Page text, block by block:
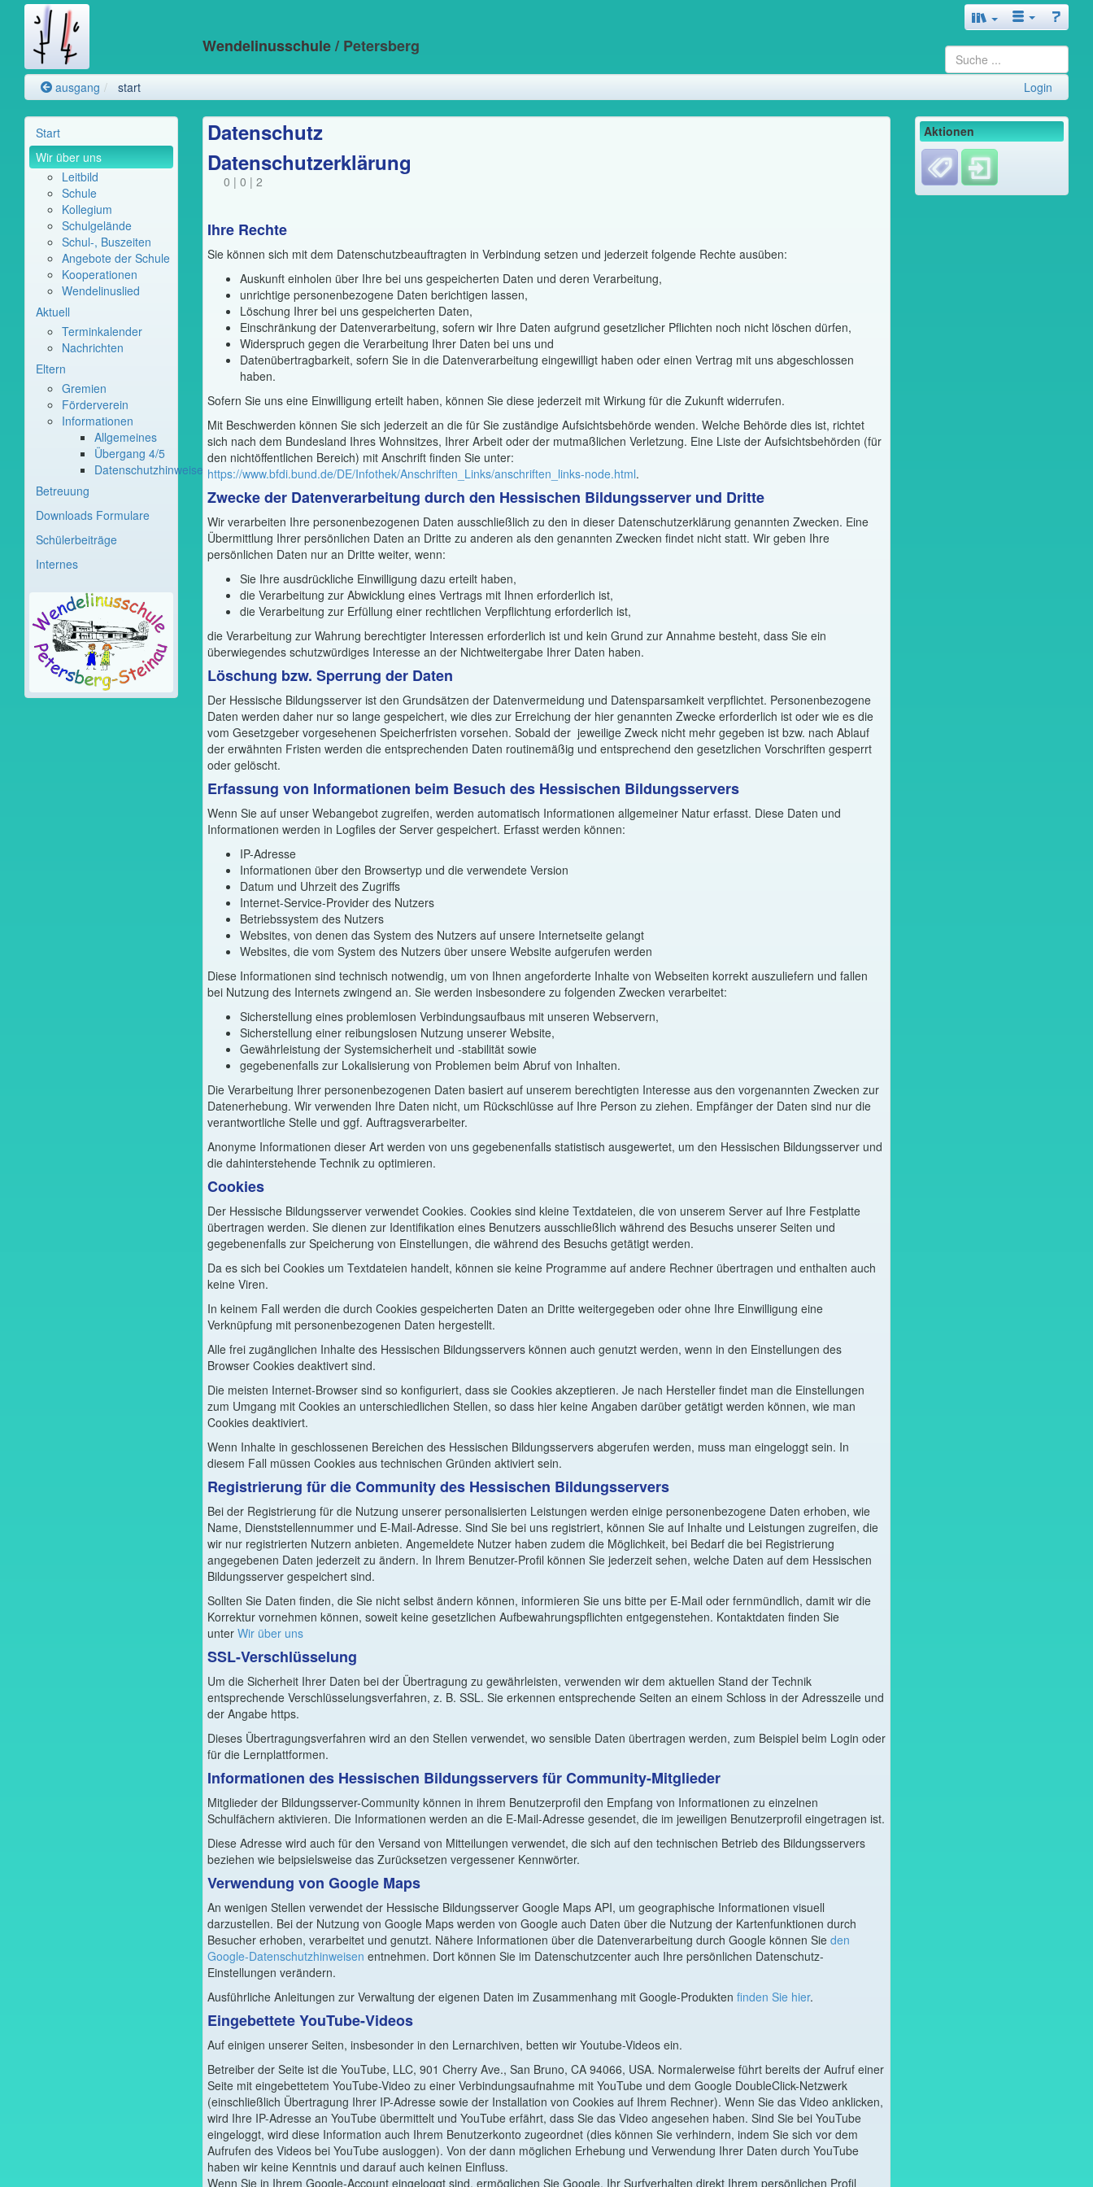
Wendelinusschule/ Petersberg
ausgang start Login
Start
Wir über uns
Leitbild
Schule
Kollegium
Schulgelände
Schul-, Buszeiten
Angebote der Schule
Kooperationen
Wendelinuslied
Aktuell
Terminkalender
Nachrichten
Eltern
Gremien
Förderverein
Informationen
Allgemeines
Übergang 4/5
Datenschutzhinweise
Betreuung
Downloads Formulare
Schülerbeiträge
Internes
Datenschutz
Datenschutzerklärung
0 | 0 | 2
Ihre Rechte
Sie können sich mit dem Datenschutzbeauftragten in Verbindung setzen und jederzeit folgende Rechte ausüben:
Auskunft einholen über Ihre bei uns gespeicherten Daten und deren Verarbeitung,
unrichtige personenbezogene Daten berichtigen lassen,
Löschung Ihrer bei uns gespeicherten Daten,
Einschränkung der Datenverarbeitung, sofern wir Ihre Daten aufgrund gesetzlicher Pflichten noch nicht löschen dürfen,
Widerspruch gegen die Verarbeitung Ihrer Daten bei uns und
Datenübertragbarkeit, sofern Sie in die Datenverarbeitung eingewilligt haben oder einen Vertrag mit uns abgeschlossen
haben.
Sofern Sie uns eine Einwilligung erteilt haben, können Sie diese jederzeit mit Wirkung für die Zukunft widerrufen.
Mit Beschwerden können Sie sich jederzeit an die für Sie zuständige Aufsichtsbehörde wenden. Welche Behörde dies ist, richtet
sich nach dem Bundesland Ihres Wohnsitzes, Ihrer Arbeit oder der mutmaßlichen Verletzung. Eine Liste der Aufsichtsbehörden (für
den nichtöffentlichen Bereich) mit Anschrift finden Sie unter:
https://www.bfdi.bund.de/DE/Infothek/Anschriften_Links/anschriften_links-node.html.
Zwecke der Datenverarbeitung durch den Hessischen Bildungsserver und Dritte
Wir verarbeiten Ihre personenbezogenen Daten ausschließlich zu den in dieser Datenschutzerklärung genannten Zwecken. Eine
Übermittlung Ihrer persönlichen Daten an Dritte zu anderen als den genannten Zwecken findet nicht statt. Wir geben Ihre
persönlichen Daten nur an Dritte weiter, wenn:
Sie Ihre ausdrückliche Einwilligung dazu erteilt haben,
die Verarbeitung zur Abwicklung eines Vertrags mit Ihnen erforderlich ist,
die Verarbeitung zur Erfüllung einer rechtlichen Verpflichtung erforderlich ist,
die Verarbeitung zur Wahrung berechtigter Interessen erforderlich ist und kein Grund zur Annahme besteht, dass Sie ein
überwiegendes schutzwürdiges Interesse an der Nichtweitergabe Ihrer Daten haben.
Löschung bzw. Sperrung der Daten
Der Hessische Bildungsserver ist den Grundsätzen der Datenvermeidung und Datensparsamkeit verpflichtet. Personenbezogene
Daten werden daher nur so lange gespeichert, wie dies zur Erreichung der hier genannten Zwecke erforderlich ist oder wie es die
vom Gesetzgeber vorgesehenen Speicherfristen vorsehen. Sobald der jeweilige Zweck nicht mehr gegeben ist bzw. nach Ablauf
der erwähnten Fristen werden die entsprechenden Daten routinemäßig und entsprechend den gesetzlichen Vorschriften gesperrt
oder gelöscht.
Erfassung von Informationen beim Besuch des Hessischen Bildungsservers
Wenn Sie auf unser Webangebot zugreifen, werden automatisch Informationen allgemeiner Natur erfasst. Diese Daten und
Informationen werden in Logfiles der Server gespeichert. Erfasst werden können:
IP-Adresse
Informationen über den Browsertyp und die verwendete Version
Datum und Uhrzeit des Zugriffs
Internet-Service-Provider des Nutzers
Betriebssystem des Nutzers
Websites, von denen das System des Nutzers auf unsere Internetseite gelangt
Websites, die vom System des Nutzers über unsere Website aufgerufen werden
Diese Informationen sind technisch notwendig, um von Ihnen angeforderte Inhalte von Webseiten korrekt auszuliefern und fallen
bei Nutzung des Internets zwingend an. Sie werden insbesondere zu folgenden Zwecken verarbeitet:
Sicherstellung eines problemlosen Verbindungsaufbaus mit unseren Webservern,
Sicherstellung einer reibungslosen Nutzung unserer Website,
Gewährleistung der Systemsicherheit und -stabilität sowie
gegebenenfalls zur Lokalisierung von Problemen beim Abruf von Inhalten.
Die Verarbeitung Ihrer personenbezogenen Daten basiert auf unserem berechtigten Interesse aus den vorgenannten Zwecken zur
Datenerhebung. Wir verwenden Ihre Daten nicht, um Rückschlüsse auf Ihre Person zu ziehen. Empfänger der Daten sind nur die
verantwortliche Stelle und ggf. Auftragsverarbeiter.
Anonyme Informationen dieser Art werden von uns gegebenenfalls statistisch ausgewertet, um den Hessischen Bildungsserver und
die dahinterstehende Technik zu optimieren.
Cookies
Der Hessische Bildungsserver verwendet Cookies. Cookies sind kleine Textdateien, die von unserem Server auf Ihre Festplatte
übertragen werden. Sie dienen zur Identifikation eines Benutzers ausschließlich während des Besuchs unserer Seiten und
gegebenenfalls zur Speicherung von Einstellungen, die während des Besuchs getätigt werden.
Da es sich bei Cookies um Textdateien handelt, können sie keine Programme auf andere Rechner übertragen und enthalten auch
keine Viren.
In keinem Fall werden die durch Cookies gespeicherten Daten an Dritte weitergegeben oder ohne Ihre Einwilligung eine
Verknüpfung mit personenbezogenen Daten hergestellt.
Alle frei zugänglichen Inhalte des Hessischen Bildungsservers können auch genutzt werden, wenn in den Einstellungen des
Browser Cookies deaktivert sind.
Die meisten Internet-Browser sind so konfiguriert, dass sie Cookies akzeptieren. Je nach Hersteller findet man die Einstellungen
zum Umgang mit Cookies an unterschiedlichen Stellen, so dass hier keine Angaben darüber getätigt werden können, wie man
Cookies deaktiviert.
Wenn Inhalte in geschlossenen Bereichen des Hessischen Bildungsservers abgerufen werden, muss man eingeloggt sein. In
diesem Fall müssen Cookies aus technischen Gründen aktiviert sein.
Registrierung für die Community des Hessischen Bildungsservers
Bei der Registrierung für die Nutzung unserer personalisierten Leistungen werden einige personenbezogene Daten erhoben, wie
Name, Dienststellennummer und E-Mail-Adresse. Sind Sie bei uns registriert, können Sie auf Inhalte und Leistungen zugreifen, die
wir nur registrierten Nutzern anbieten. Angemeldete Nutzer haben zudem die Möglichkeit, bei Bedarf die bei Registrierung
angegebenen Daten jederzeit zu ändern. In Ihrem Benutzer-Profil können Sie jederzeit sehen, welche Daten auf dem Hessischen
Bildungsserver gespeichert sind.
Sollten Sie Daten finden, die Sie nicht selbst ändern können, informieren Sie uns bitte per E-Mail oder fernmündlich, damit wir die
Korrektur vornehmen können, soweit keine gesetzlichen Aufbewahrungspflichten entgegenstehen. Kontaktdaten finden Sie
unter Wir über uns
SSL-Verschlüsselung
Um die Sicherheit Ihrer Daten bei der Übertragung zu gewährleisten, verwenden wir dem aktuellen Stand der Technik
entsprechende Verschlüsselungsverfahren, z. B. SSL. Sie erkennen entsprechende Seiten an einem Schloss in der Adresszeile und
der Angabe https.
Dieses Übertragungsverfahren wird an den Stellen verwendet, wo sensible Daten übertragen werden, zum Beispiel beim Login oder
für die Lernplattformen.
Informationen des Hessischen Bildungsservers für Community-Mitglieder
Mitglieder der Bildungsserver-Community können in ihrem Benutzerprofil den Empfang von Informationen zu einzelnen
Schulfächern aktivieren. Die Informationen werden an die E-Mail-Adresse gesendet, die im jeweiligen Benutzerprofil eingetragen ist.
Diese Adresse wird auch für den Versand von Mitteilungen verwendet, die sich auf den technischen Betrieb des Bildungsservers
beziehen wie beipsielsweise das Zurücksetzen vergessener Kennwörter.
Verwendung von Google Maps
An wenigen Stellen verwendet der Hessische Bildungsserver Google Maps API, um geographische Informationen visuell
darzustellen. Bei der Nutzung von Google Maps werden von Google auch Daten über die Nutzung der Kartenfunktionen durch
Besucher erhoben, verarbeitet und genutzt. Nähere Informationen über die Datenverarbeitung durch Google können Sie den
Google-Datenschutzhinweisen entnehmen. Dort können Sie im Datenschutzcenter auch Ihre persönlichen Datenschutz-
Einstellungen verändern.
Ausführliche Anleitungen zur Verwaltung der eigenen Daten im Zusammenhang mit Google-Produkten finden Sie hier.
Eingebettete YouTube-Videos
Auf einigen unserer Seiten, insbesonder in den Lernarchiven, betten wir Youtube-Videos ein.
Betreiber der Seite ist die YouTube, LLC, 901 Cherry Ave., San Bruno, CA 94066, USA. Normalerweise führt bereits der Aufruf einer
Seite mit eingebettetem YouTube-Video zu einer Verbindungsaufnahme mit YouTube und dem Google DoubleClick-Netzwerk
(einschließlich Übertragung Ihrer IP-Adresse sowie der Installation von Cookies auf Ihrem Rechner). Wenn Sie das Video anklicken,
wird Ihre IP-Adresse an YouTube übermittelt und YouTube erfährt, dass Sie das Video angesehen haben. Sind Sie bei YouTube
eingeloggt, wird diese Information auch Ihrem Benutzerkonto zugeordnet (dies können Sie verhindern, indem Sie sich vor dem
Aufrufen des Videos bei YouTube ausloggen). Von der dann möglichen Erhebung und Verwendung Ihrer Daten durch YouTube
haben wir keine Kenntnis und darauf auch keinen Einfluss.
Wenn Sie in Ihrem Google-Account eingeloggt sind, ermöglichen Sie Google, Ihr Surfverhalten direkt Ihrem persönlichen Profil
Aktionen